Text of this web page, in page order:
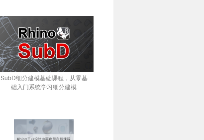
SubD细分建模基础课程，从零基
础入门系统学习细分建模